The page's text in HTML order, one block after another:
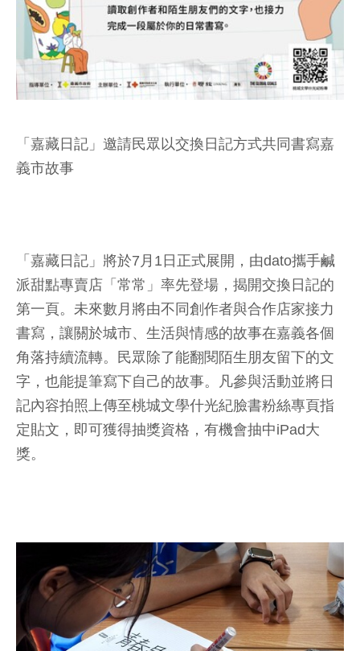
「嘉藏日記」邀請民眾以交換日記方式共同書寫嘉
義市故事
「嘉藏日記」將於7月1日正式展開，由dato攜手鹹
派甜點專賣店「常常」率先登場，揭開交換日記的
第一頁。未來數月將由不同創作者與合作店家接力
書寫，讓關於城市、生活與情感的故事在嘉義各個
角落持續流轉。民眾除了能翻閱陌生朋友留下的文
字，也能提筆寫下自己的故事。凡參與活動並將日
記內容拍照上傳至桃城文學什光紀臉書粉絲專頁指
定貼文，即可獲得抽獎資格，有機會抽中iPad大
獎。